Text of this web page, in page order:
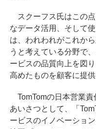
スクーフス氏はこの点
なデータ活用、そして
は、われわれがこれか
うと考えている分野で
ービスの品質向上を図
高めたものを顧客に提
TomTomの日本営業責
あいさつとして、「
ービスのイノベーショ